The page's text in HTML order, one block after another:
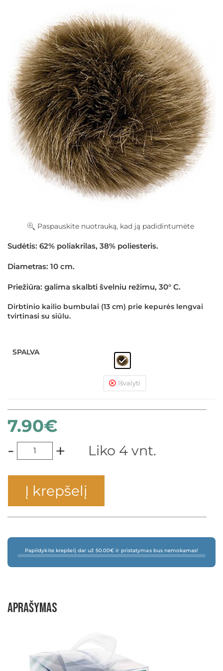
Paspauskite nuotrauką, kad ją padidintumėte
Sudėtis: 62% poliakrilas, 38% poliesteris.
Diametras: 10 cm.
Priežiūra: galima skalbti švelniu režimu, 30° C.
Dirbtinio kailio bumbulai (13 cm) prie kepurės lengvai
tvirtinasi su siūlu.
SPALVA
Išvalyti
7.90€
- + Liko 4 vnt.
Į krepšelį
Papildykite krepšelį dar už 50.00€ ir pristatymas bus nemokamas!
Aprašymas